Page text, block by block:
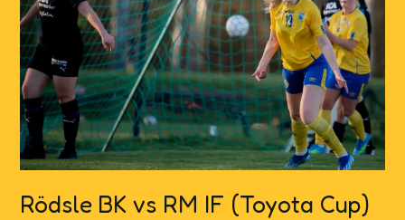
Rödsle BK vs RM IF (Toyota Cup)
IF
(Toyota
Cup)